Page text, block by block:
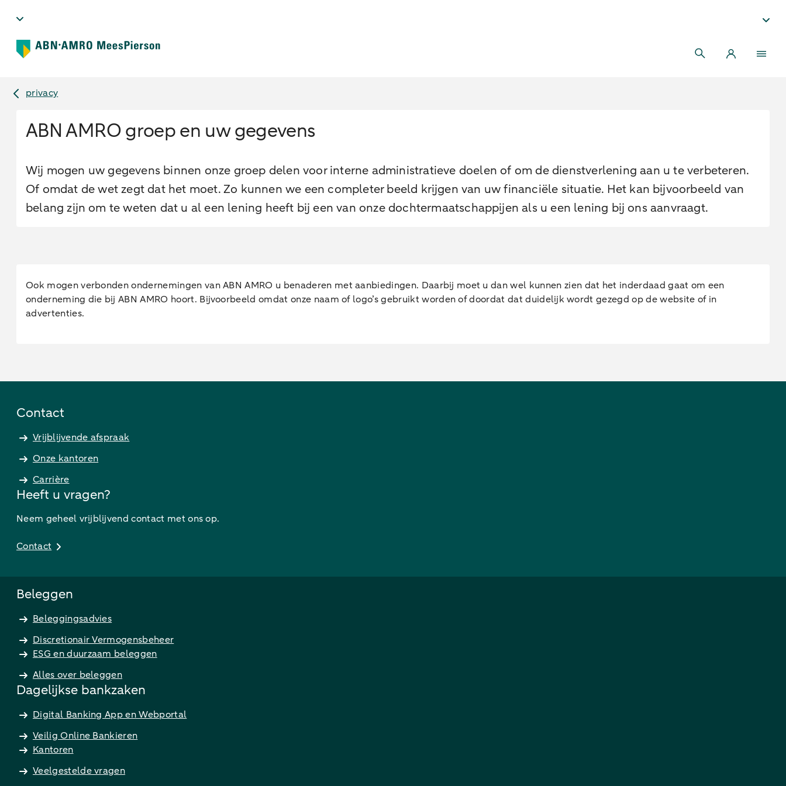
privacy
ABN AMRO groep en uw gegevens
Wij mogen uw gegevens binnen onze groep delen voor interne administratieve doelen of om de dienstverlening aan u te verbeteren.
Of omdat de wet zegt dat het moet. Zo kunnen we een completer beeld krijgen van uw financiële situatie. Het kan bijvoorbeeld van
belang zijn om te weten dat u al een lening heeft bij een van onze dochtermaatschappijen als u een lening bij ons aanvraagt.
Ook mogen verbonden ondernemingen van ABN AMRO u benaderen met aanbiedingen. Daarbij moet u dan wel kunnen zien dat het inderdaad gaat om een
onderneming die bij ABN AMRO hoort. Bijvoorbeeld omdat onze naam of logo’s gebruikt worden of doordat dat duidelijk wordt gezegd op de website of in
advertenties.
Contact
Vrijblijvende afspraak
Onze kantoren
Carrière
Heeft u vragen?
Neem geheel vrijblijvend contact met ons op.
Contact
Beleggen
Beleggingsadvies
Discretionair Vermogensbeheer
ESG en duurzaam beleggen
Alles over beleggen
Dagelijkse bankzaken
Digital Banking App en Webportal
Veilig Online Bankieren
Kantoren
Veelgestelde vragen